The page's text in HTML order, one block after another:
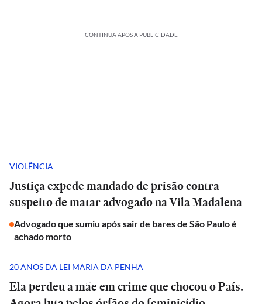
CONTINUA APÓS A PUBLICIDADE
VIOLÊNCIA
Justiça expede mandado de prisão contra
suspeito de matar advogado na Vila Madalena
Advogado que sumiu após sair de bares de São Paulo é
achado morto
20 ANOS DA LEI MARIA DA PENHA
Ela perdeu a mãe em crime que chocou o País.